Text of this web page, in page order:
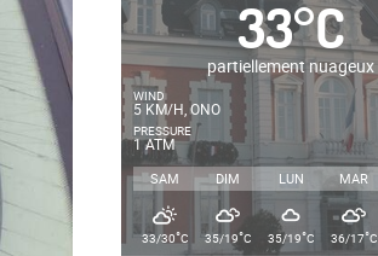
33°C
partiellement nuageux
WIND
5 KM/H, ONO
PRESSURE
1 ATM
SAM DIM LUN MAR
33/30°C 35/19°C 35/19°C 36/17°C